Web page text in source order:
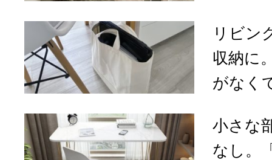
リビン
収納に
がなく
小さな
なし。